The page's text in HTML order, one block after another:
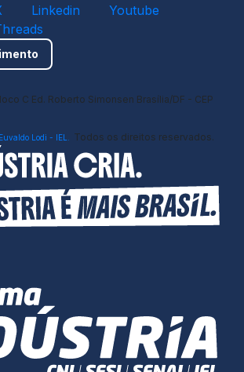
Linkedin
Youtube
C Ed. Roberto Simonsen Brasília/DF - CEP
Lodi - IEL. Todos os direitos reservados.